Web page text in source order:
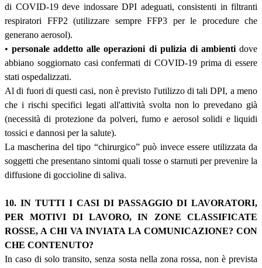
di COVID-19 deve indossare DPI adeguati, consistenti in filtranti
respiratori FFP2 (utilizzare sempre FFP3 per le procedure che
generano aerosol).
•personale addetto alle operazioni di pulizia di ambientidove
abbiano soggiornato casi confermati di COVID-19 prima di essere
stati ospedalizzati.
Al di fuori di questi casi, non è previsto l'utilizzo di tali DPI, a meno
che i rischi specifici legati all'attività svolta non lo prevedano già
(necessità di protezione da polveri, fumo e aerosol solidi e liquidi
tossici e dannosi per la salute).
La mascherina del tipo “chirurgico” può invece essere utilizzata da
soggetti che presentano sintomi quali tosse o starnuti per prevenire la
diffusione di goccioline di saliva.
10. IN TUTTI I CASI DI PASSAGGIO DI LAVORATORI,
PER MOTIVI DI LAVORO, IN ZONE CLASSIFICATE
ROSSE, A CHI VA INVIATA LA COMUNICAZIONE? CON
CHE CONTENUTO?
In caso di solo transito, senza sosta nella zona rossa, non è prevista